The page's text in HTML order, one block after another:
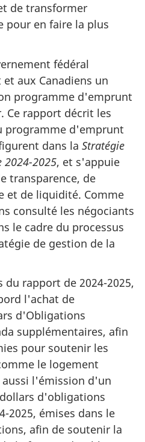
de transformer
pour en faire la plus
fédéral
aux Canadiens un
programme d'emprunt
Ce rapport décrit les
programme d'emprunt
dans la Stratégie
2024-2025, et s'appuie
transparence, de
et de liquidité. Comme
consulté les négociants
le cadre du processus
de gestion de la
rapport de 2024-2025,
l'achat de
d'Obligations
supplémentaires, afin
pour soutenir les
le logement
l'émission d'un
d'obligations
2025, émises dans le
afin de soutenir la